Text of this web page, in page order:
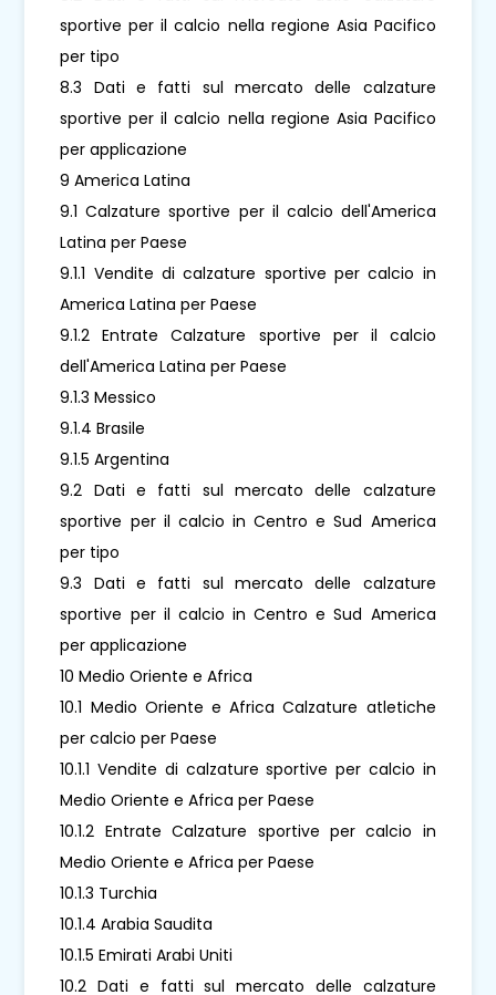
sportive per il calcio nella regione Asia Pacifico
per tipo
8.3 Dati e fatti sul mercato delle calzature
sportive per il calcio nella regione Asia Pacifico
per applicazione
9 America Latina
9.1 Calzature sportive per il calcio dell'America
Latina per Paese
9.1.1 Vendite di calzature sportive per calcio in
America Latina per Paese
9.1.2 Entrate Calzature sportive per il calcio
dell'America Latina per Paese
9.1.3 Messico
9.1.4 Brasile
9.1.5 Argentina
9.2 Dati e fatti sul mercato delle calzature
sportive per il calcio in Centro e Sud America
per tipo
9.3 Dati e fatti sul mercato delle calzature
sportive per il calcio in Centro e Sud America
per applicazione
10 Medio Oriente e Africa
10.1 Medio Oriente e Africa Calzature atletiche
per calcio per Paese
10.1.1 Vendite di calzature sportive per calcio in
Medio Oriente e Africa per Paese
10.1.2 Entrate Calzature sportive per calcio in
Medio Oriente e Africa per Paese
10.1.3 Turchia
10.1.4 Arabia Saudita
10.1.5 Emirati Arabi Uniti
10.2 Dati e fatti sul mercato delle calzature